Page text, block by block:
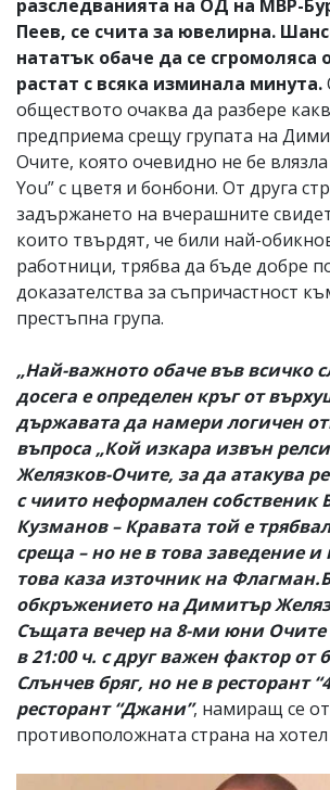
разследванията на ОД на МВР-
Пеев, се счита за ювелирна.
нататък обаче да се сгромоляса
растат с всяка изминала минута.
обществото очаква да разбере
предприема срещу групата на
Очите, която очевидно не бе
You” с цветя и бонбони. От друга
задържането на вчерашните
които твърдят, че били най-
работници, трябва да бъде добре
доказателства за съпричастност
престъпна група.
„Най-важното обаче във всичко
досега е определен кръг от
държавата да намери логичен
въпроса „Кой изкара извън
Желязков-Очите, за да атакува
с чиито неформален собственик
Кузманов – Кравата той е
среща – но не в това заведение и
това каза източник на
обкръжението на Димитър
Същата вечер на 8-ми юни
в 21:00 ч. с друг важен фактор от
Слънчев бряг, но не в ресторант
ресторант “Джани”, намиращ се
противоположната страна на хотел